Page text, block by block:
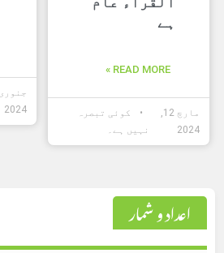
ہے
READ MORE »
مارچ 12,
2024
کوئی تبصرہ
نہیں ہے۔
2024
اعداد و شمار